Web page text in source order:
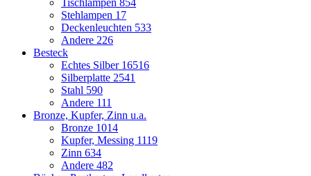
Tischlampen 854
Stehlampen 17
Deckenleuchten 533
Andere 226
Besteck
Echtes Silber 16516
Silberplatte 2541
Stahl 590
Andere 111
Bronze, Kupfer, Zinn u.a.
Bronze 1014
Kupfer, Messing 1119
Zinn 634
Andere 482